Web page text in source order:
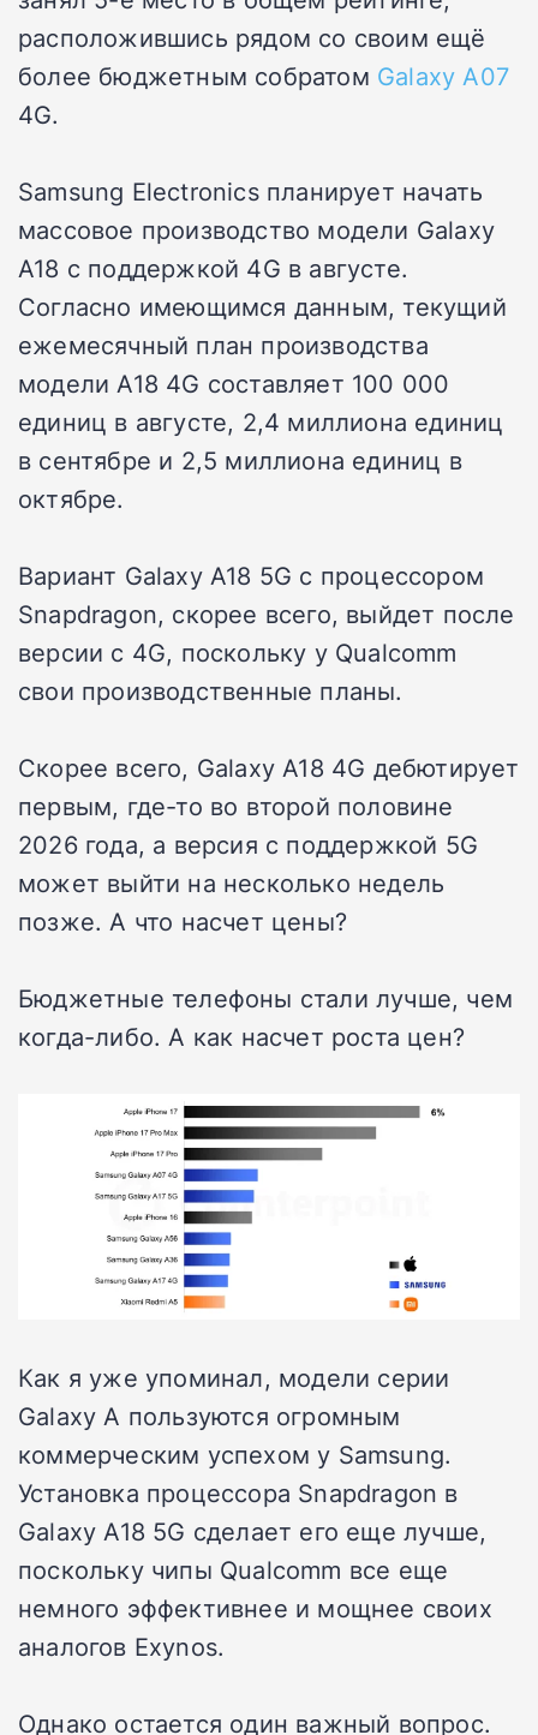
расположившись рядом со своим ещё
более бюджетным собратом Galaxy A07
4G.
Samsung Electronics планирует начать
массовое производство модели Galaxy
A18 с поддержкой 4G в августе.
Согласно имеющимся данным, текущий
ежемесячный план производства
модели A18 4G составляет 100 000
единиц в августе, 2,4 миллиона единиц
в сентябре и 2,5 миллиона единиц в
октябре.
Вариант Galaxy A18 5G с процессором
Snapdragon, скорее всего, выйдет после
версии с 4G, поскольку у Qualcomm
свои производственные планы.
Скорее всего, Galaxy A18 4G дебютирует
первым, где-то во второй половине
2026 года, а версия с поддержкой 5G
может выйти на несколько недель
позже. А что насчет цены?
Бюджетные телефоны стали лучше, чем
когда-либо. А как насчет роста цен?
Как я уже упоминал, модели серии
Galaxy A пользуются огромным
коммерческим успехом у Samsung.
Установка процессора Snapdragon в
Galaxy A18 5G сделает его еще лучше,
поскольку чипы Qualcomm все еще
немного эффективнее и мощнее своих
аналогов Exynos.
Однако остается один важный вопрос.